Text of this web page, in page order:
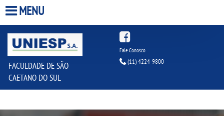
HOME
A FACULDADE
MENU
Fale Conosco
(11) 4224-9800
FACULDADE DE SÃO
CAETANO DO SUL